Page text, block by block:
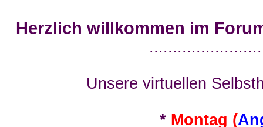
Herzlich willkommen im
Unsere virtuellen
* Montag (